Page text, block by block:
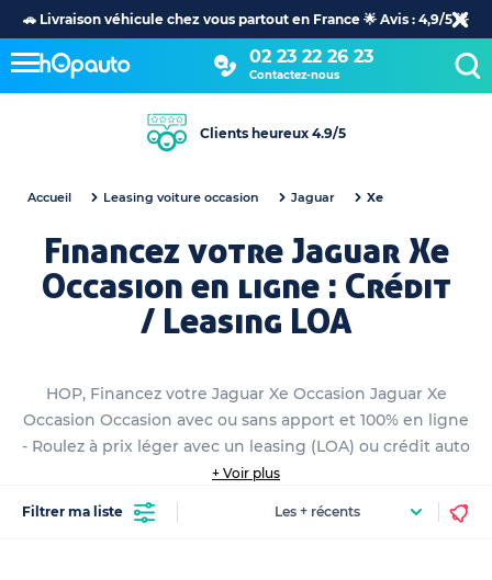
🚗 Livraison véhicule chez vous partout en France 🌟 Avis : 4,9/5 🌟
02 23 22 26 23
Contactez-nous
Clients heureux 4.9/5
Accueil Leasing voiture occasion Jaguar Xe
Financez votre Jaguar Xe
Occasion en ligne : Crédit
/ Leasing LOA
HOP, Financez votre Jaguar Xe Occasion Jaguar Xe
Occasion Occasion avec ou sans apport et 100% en ligne
- Roulez à prix léger avec un leasing (LOA) ou crédit auto
personnalisé
+ Voir plus
Filtrer ma liste